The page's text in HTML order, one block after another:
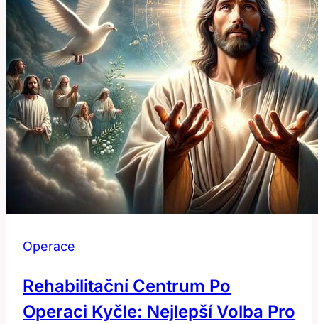
lepší
dýchání
Operace
Rehabilitační Centrum Po
Operaci Kyčle: Nejlepší Volba Pro